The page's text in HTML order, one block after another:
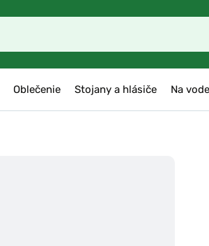
Oblečenie Stojany a hlásiče Na vode